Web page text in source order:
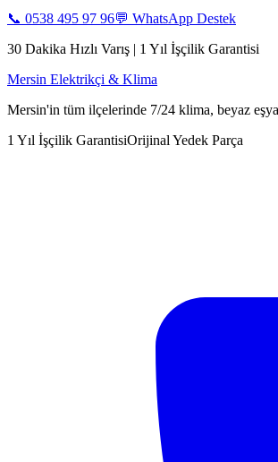
📞 0538 495 97 96💬 WhatsApp Destek
30 Dakika Hızlı Varış | 1 Yıl İşçilik Garantisi
Mersin Elektrikçi & Klima
Mersin'in tüm ilçelerinde 7/24 klima, beyaz
1 Yıl İşçilik GarantisiOrijinal Yedek Parça